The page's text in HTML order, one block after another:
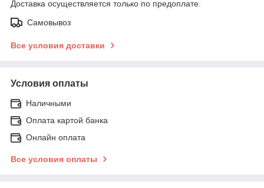
Доставка осуществляется только по предоплате.
Самовывоз
Все условия доставки
Условия оплаты
Наличными
Оплата картой банка
Онлайн оплата
Все условия оплаты